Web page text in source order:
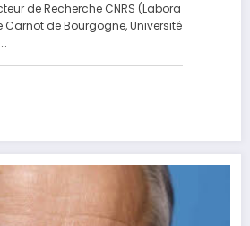
de Recherche CNRS (Labora
de Bourgogne, Université